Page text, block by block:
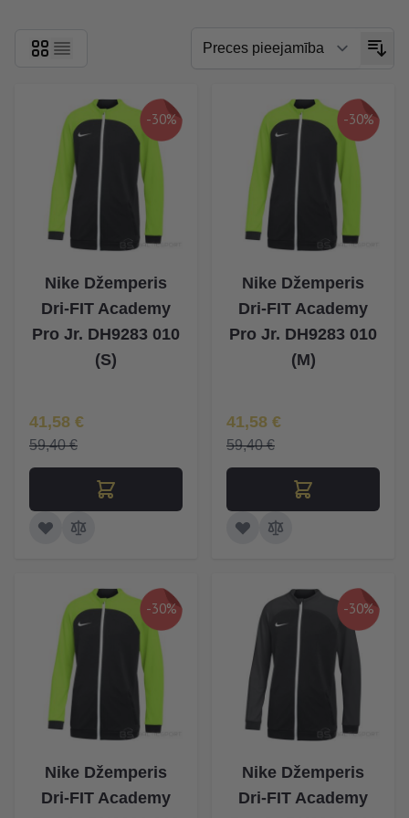
-30%
Nike Džemperis
Dri-FIT Academy
Pro Jr. DH9283 010
(S)
Īpaša Cena
41,58 €
59,40 €
-30%
Nike Džemperis
Dri-FIT Academy
Pro Jr. DH9283 010
(M)
Īpaša Cena
41,58 €
59,40 €
-30%
Nike Džemperis
Dri-FIT Academy
-30%
Nike Džemperis
Dri-FIT Academy